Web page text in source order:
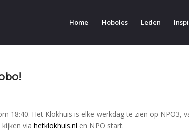
Home Hoboles Leden
18:40. Het Klokhuis is elke werkdag te zien op NPO3,
via hetklokhuis.nl en NPO start.